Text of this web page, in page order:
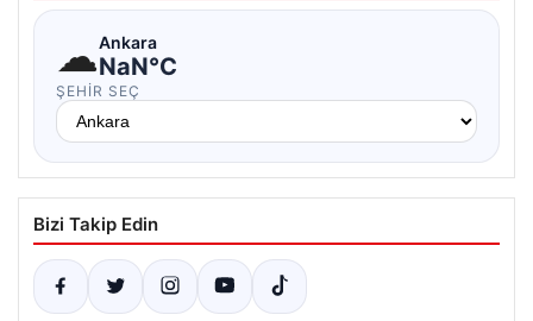
☁Ankara
NaN°C
ŞEHIR SEÇ
Bizi Takip Edin